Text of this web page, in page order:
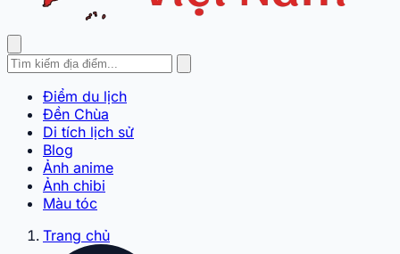
Điểm du lịch
Đền Chùa
Di tích lịch sử
Blog
Ảnh anime
Ảnh chibi
Màu tóc
Trang chủ